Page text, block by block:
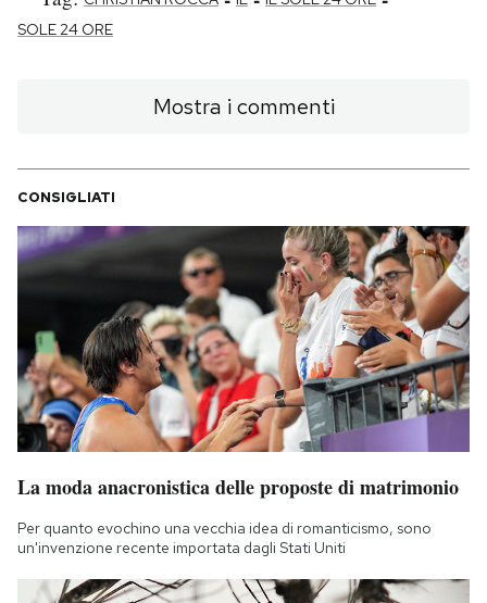
SOLE 24 ORE
Mostra i commenti
CONSIGLIATI
La moda anacronistica delle proposte di matrimonio
Per quanto evochino una vecchia idea di romanticismo, sono
un'invenzione recente importata dagli Stati Uniti